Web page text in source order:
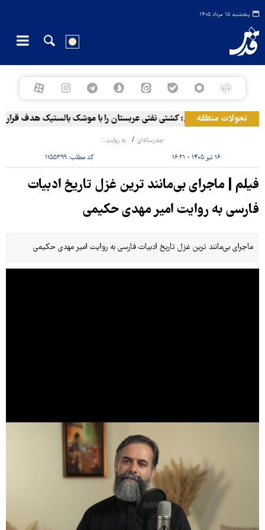
پنجشنبه ۱۵ مرداد ۱۴۰۵
تحولات منطقه
مسلح یمن: کشتی نفتی عربستان را با موشک بالستیک هدف قرار
چندرسانه‌ای به روایتِ...
۱۶ تیر ۱۴۰۵ - ۱۶:۲۱ کد مطلب:۱۱۵۵۳۹۹
فیلم | ماجرای بی‌مانند ترین غزل تاریخ ادبیات
فارسی به روایت امیر مهدی حکیمی
ماجرای بی‌مانند ترین غزل تاریخ ادبیات فارسی به روایت امیر مهدی حکیمی